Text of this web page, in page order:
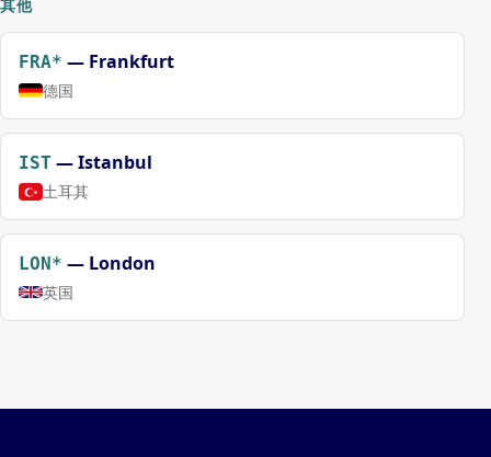
其他
FRA* — Frankfurt
德国
IST —Istanbul
土耳其
LON* — London
英国